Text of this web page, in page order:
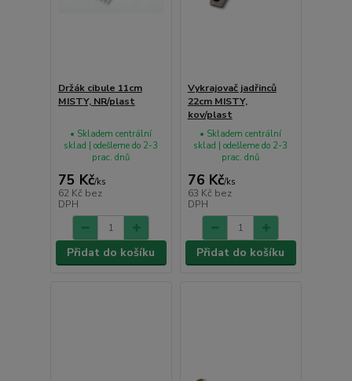
Držák cibule 11cm
MISTY, NR/plast
75 Kč/ks
62 Kč bez
DPH
• Skladem centrální
sklad | odešleme do 2-3
prac. dnů
Přidat do košíku
Vykrajovač jadřinců
22cm MISTY,
kov/plast
76 Kč/ks
63 Kč bez
DPH
• Skladem centrální
sklad | odešleme do 2-3
prac. dnů
Přidat do košíku